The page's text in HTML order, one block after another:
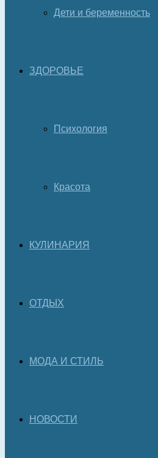
Дети и беременность
ЗДОРОВЬЕ
Психология
Красота
КУЛИНАРИЯ
ОТДЫХ
МОДА И СТИЛЬ
НОВОСТИ